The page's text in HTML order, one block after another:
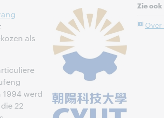
als
werd
22
Zie ook
Over